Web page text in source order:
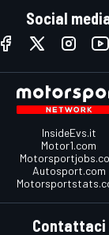
Social
InsideEvs.it
Motor1.com
Autosport.com
Contattaci